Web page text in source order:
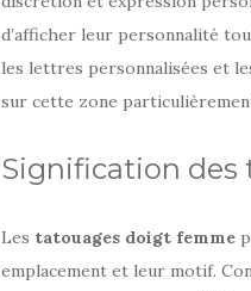
d’afficher leur personnalité
les lettres personnalisées et
sur cette zone
Signification des
Les tatouages doigt femme
emplacement et leur motif.